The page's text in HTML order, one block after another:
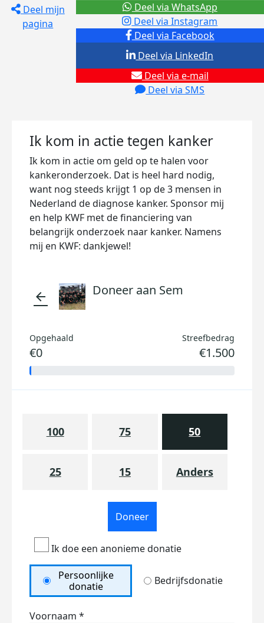
Deel mijn
pagina
Deel via Facebook
Deel via Instagram
Deel via e-mail
Deel via SMS
Deel via LinkedIn
Deel via WhatsApp
Ik kom in actie tegen kanker
Ik kom in actie om geld op te halen voor
kankeronderzoek. Dat is heel hard nodig,
want nog steeds krijgt 1 op de 3 mensen in
Nederland de diagnose kanker. Sponsor mij
en help KWF met de financiering van
belangrijk onderzoek naar kanker. Namens
mij en KWF: dankjewel!
arrow_back Doneer aan Sem
Opgehaald
€0
Streefbedrag
€1.500
100 75 50
25 15 Anders
Doneer
Ik doe een anonieme donatie
Persoonlijke
donatie
Bedrijfsdonatie
Voornaam *